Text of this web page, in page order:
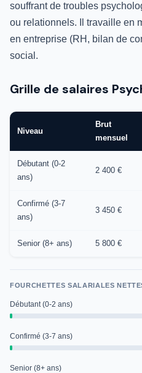
souffrant de troubles
ou relationnels. Il travaille en
en entreprise (RH, bilan de
social.
Grille de salaires
Niveau
Brut
mensuel
Débutant (0-2
ans)
2 400 €
Confirmé (3-7
ans)
3 450 €
Senior (8+ ans) 5 800 €
FOURCHETTES SALARIALES
Débutant (0-2 ans)
Confirmé (3-7 ans)
Senior (8+ ans)